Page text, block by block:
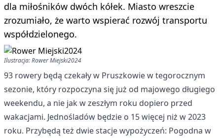
dla miłośników dwóch kółek. Miasto wreszcie
zrozumiało, że warto wspierać rozwój transportu
współdzielonego.
Ilustracja: Rower Miejski2024
93 rowery będą czekały w Pruszkowie w tegorocznym
sezonie, który rozpoczyna się już od majowego długiego
weekendu, a nie jak w zeszłym roku dopiero przed
wakacjami. Jednośladów będzie o 15 więcej niż w 2023
roku. Przybędą też dwie stacje wypożyczeń: Pogodna w